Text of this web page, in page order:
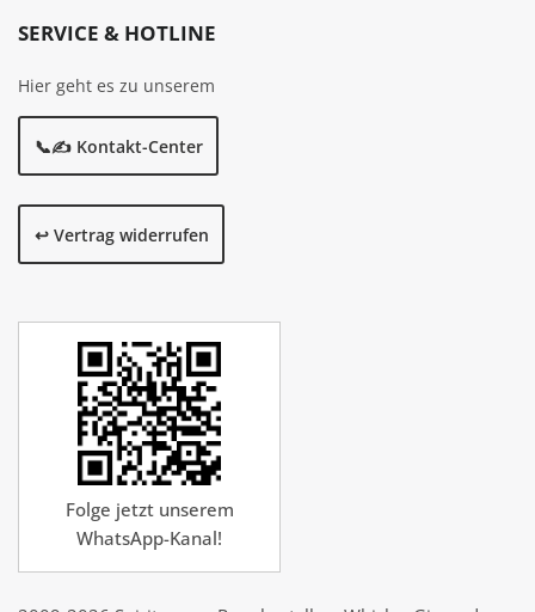
SERVICE & HOTLINE
Hier geht es zu unserem
📞✍️ Kontakt-Center
↩️ Vertrag widerrufen
Folge jetzt unserem
WhatsApp-Kanal!